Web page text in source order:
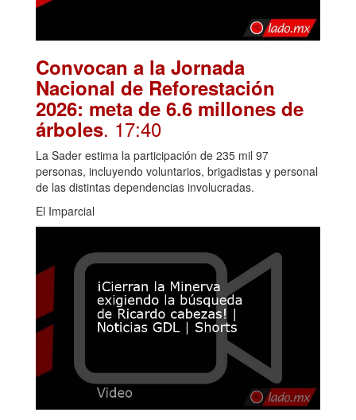
Convocan a la Jornada
Nacional de Reforestación
2026: meta de 6.6 millones de
árboles. 17:40
La Sader estima la participación de 235 mil 97
personas, incluyendo voluntarios, brigadistas y personal
de las distintas dependencias involucradas.
El Imparcial